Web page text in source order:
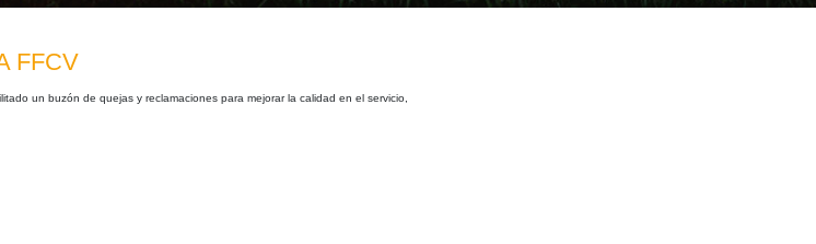
FFCV
un buzón de quejas y reclamaciones para mejorar la calidad en el servicio,